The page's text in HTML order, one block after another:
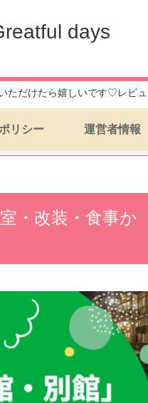
days
ただけたら嬉しいです♡レビ
リシー 運営者情報
・改装・食事か